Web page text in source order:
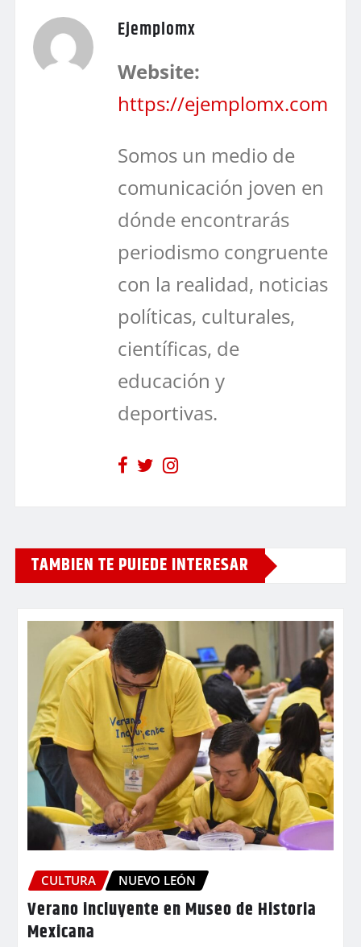
Ejemplomx
Website:
https://ejemplomx.com
Somos un medio de
comunicación joven en
dónde encontrarás
periodismo congruente
con la realidad, noticias
políticas, culturales,
científicas, de
educación y
deportivas.
TAMBIEN TE PUIEDE INTERESAR
CULTURA NUEVO LEÓN
Verano incluyente en Museo de Historia
Mexicana